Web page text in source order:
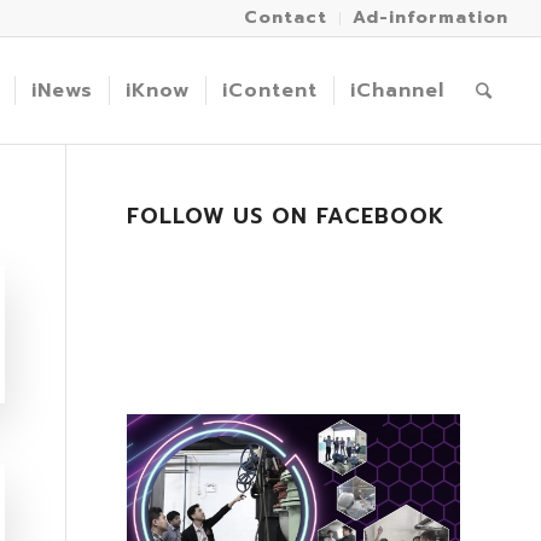
Contact Ad-information
iNews iKnow iContent iChannel
FOLLOW US ON FACEBOOK